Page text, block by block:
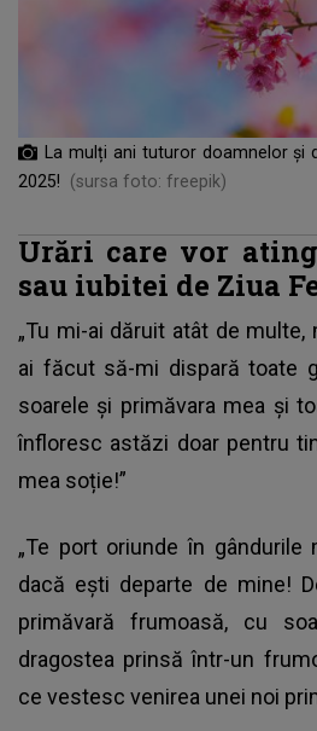
La mulți ani tuturor doamnelor și
2025!
(sursa foto: freepik)
Urări care vor
sau iubitei de Ziua
„Tu mi-ai dăruit atât de
ai făcut să-mi dispară toate
soarele și primăvara mea și
înfloresc astăzi doar pentru
mea soție!”
„Te port oriunde în
dacă eşti departe de mine!
primăvară frumoasă, cu
dragostea prinsă într-un
ce vestesc venirea unei noi